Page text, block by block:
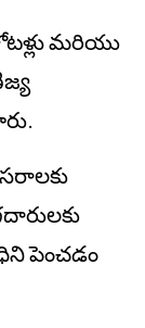
మరియు
పెంచడం